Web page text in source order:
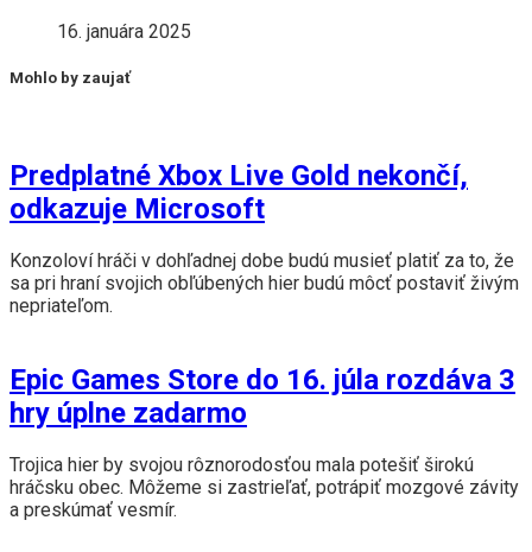
16. januára 2025
Mohlo by zaujať
Predplatné Xbox Live Gold nekončí,
odkazuje Microsoft
Konzoloví hráči v dohľadnej dobe budú musieť platiť za to, že
sa pri hraní svojich obľúbených hier budú môcť postaviť živým
nepriateľom.
Epic Games Store do 16. júla rozdáva 3
hry úplne zadarmo
Trojica hier by svojou rôznorodosťou mala potešiť širokú
hráčsku obec. Môžeme si zastrieľať, potrápiť mozgové závity
a preskúmať vesmír.